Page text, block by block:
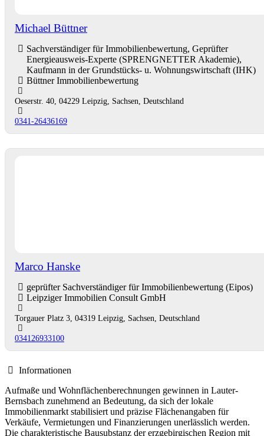
Michael Büttner
Sachverständiger für Immobilienbewertung, Geprüfter
Energieausweis-Experte (SPRENGNETTER Akademie),
Kaufmann in der Grundstücks- u. Wohnungswirtschaft (IHK)
Büttner Immobilienbewertung
Oeserstr. 40, 04229 Leipzig, Sachsen, Deutschland
0341-26436169
Marco Hanske
geprüfter Sachverständiger für Immobilienbewertung (Eipos)
Leipziger Immobilien Consult GmbH
Torgauer Platz 3, 04319 Leipzig, Sachsen, Deutschland
034126933100
Informationen
Aufmaße und Wohnflächenberechnungen gewinnen in Lauter-
Bernsbach zunehmend an Bedeutung, da sich der lokale
Immobilienmarkt stabilisiert und präzise Flächenangaben für
Verkäufe, Vermietungen und Finanzierungen unerlässlich werden.
Die charakteristische Bausubstanz der erzgebirgischen Region mit